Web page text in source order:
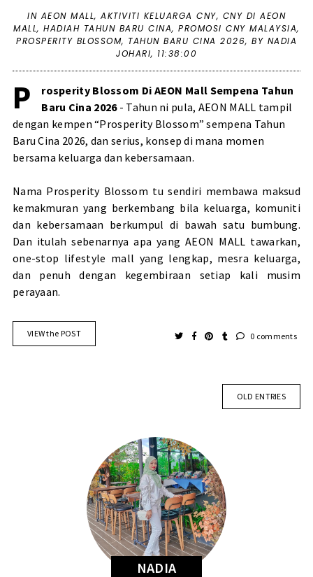
IN AEON MALL, AKTIVITI KELUARGA CNY, CNY DI AEON
MALL,HADIAH TAHUN BARU CINA,PROMOSI CNY MALAYSIA,
PROSPERITY BLOSSOM, TAHUN BARU CINA 2026, BY NADIA
JOHARI, 11:38:00
P
rosperity Blossom Di AEON Mall Sempena Tahun
Baru Cina 2026 - Tahun ni pula, AEON MALL tampil
dengan kempen “Prosperity Blossom” sempena Tahun
Baru Cina 2026, dan serius, konsep di mana momen
bersama keluarga dan kebersamaan.
Nama Prosperity Blossom tu sendiri membawa maksud
kemakmuran yang berkembang bila keluarga, komuniti
dan kebersamaan berkumpul di bawah satu bumbung.
Dan itulah sebenarnya apa yang AEON MALL tawarkan,
one-stop lifestyle mall yang lengkap, mesra keluarga,
dan penuh dengan kegembiraan setiap kali musim
perayaan.
VIEW the POST 0 comments
OLD ENTRIES
NADIA